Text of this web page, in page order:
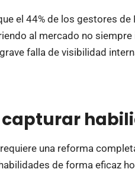
el 44% de los gestores de
al mercado no
falla de visibilidad
capturar
una reforma
de forma eficaz